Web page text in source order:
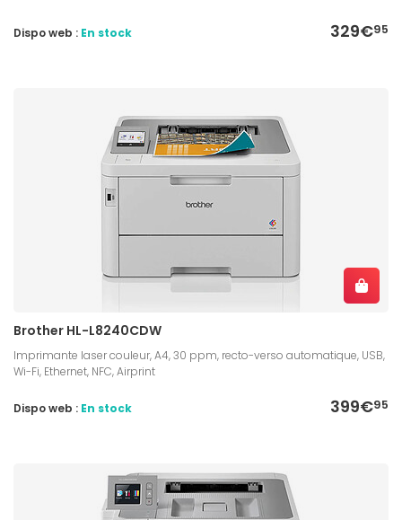
329€95
Dispo web : En stock
Brother HL-L8240CDW
Imprimante laser couleur, A4, 30 ppm, recto-verso automatique, USB,
Wi-Fi, Ethernet, NFC, Airprint
399€95
Dispo web : En stock